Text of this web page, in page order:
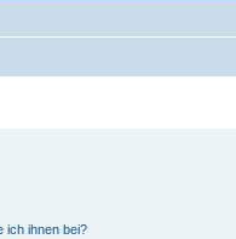
ich ihnen bei?